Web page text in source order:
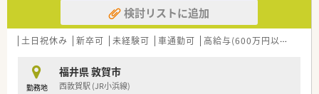
検討リストに追加
土日祝休み 新卒可 未経験可 車通勤可 高給与(600万円以上)
勤務地
福井県 敦賀市
西敦賀駅 (JR小浜線)